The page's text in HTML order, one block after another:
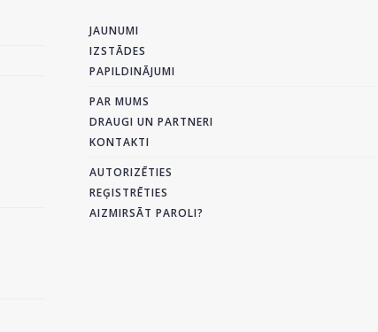
JAUNUMI
IZSTĀDES
PAPILDINĀJUMI
PAR MUMS
DRAUGI UN PARTNERI
KONTAKTI
AUTORIZĒTIES
REĢISTRĒTIES
AIZMIRSĀT PAROLI?